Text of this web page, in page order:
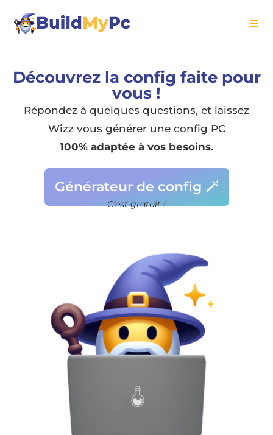
Découvrez la config faite pour
vous !
Répondez à quelques questions, et laissez
Wizz vous générer une config PC
100% adaptée à vos besoins.
Générateur de config 🪄
C’est gratuit !